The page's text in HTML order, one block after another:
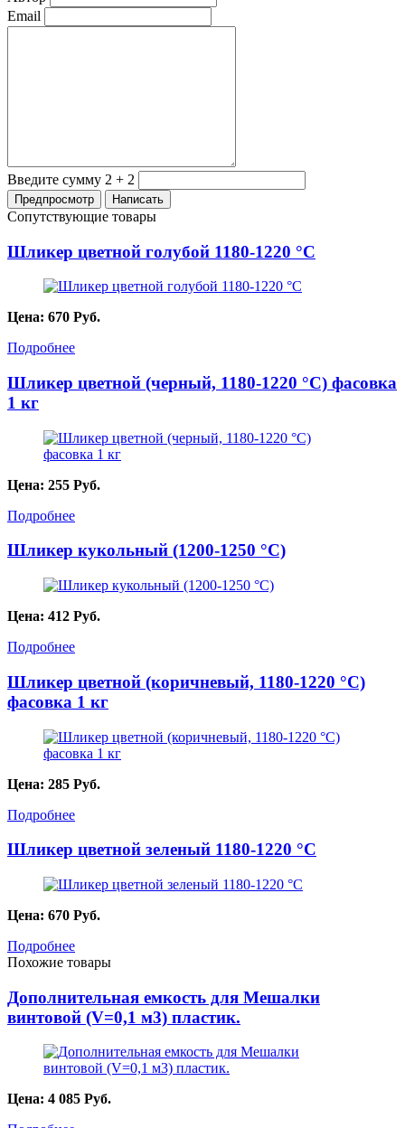
Email
Введите сумму 2 + 2
Сопутствующие товары
Шликер цветной голубой 1180-1220 °С
Цена: 670 Руб.
Подробнее
Шликер цветной (черный, 1180-1220 °C) фасовка
1 кг
Цена: 255 Руб.
Подробнее
Шликер кукольный (1200-1250 °С)
Цена: 412 Руб.
Подробнее
Шликер цветной (коричневый, 1180-1220 °C)
фасовка 1 кг
Цена: 285 Руб.
Подробнее
Шликер цветной зеленый 1180-1220 °C
Цена: 670 Руб.
Подробнее
Похожие товары
Дополнительная емкость для Мешалки
винтовой (V=0,1 м3) пластик.
Цена: 4 085 Руб.